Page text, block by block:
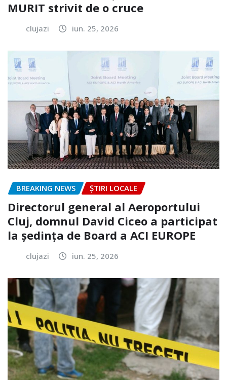
MURIT strivit de o cruce
clujazi iun. 25, 2026
BREAKING NEWS ȘTIRI LOCALE
Directorul general al Aeroportului
Cluj, domnul David Ciceo a participat
la ședința de Board a ACI EUROPE
clujazi iun. 25, 2026